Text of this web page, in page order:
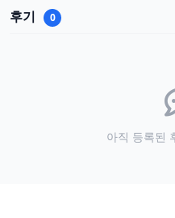
후기 0
아직 등록된